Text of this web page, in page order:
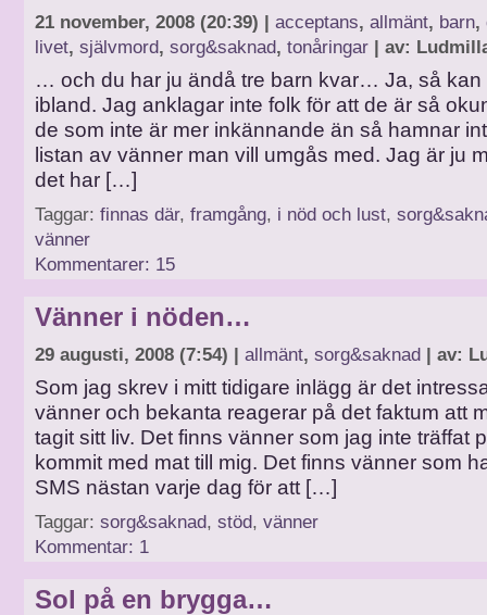
21 november, 2008 (20:39) | acceptans, allmänt, barn,
livet, självmord, sorg&saknad, tonåringar | av:
… och du har ju ändå tre barn kvar… Ja, så kan
ibland. Jag anklagar inte folk för att de är så
de som inte är mer inkännande än så hamnar
listan av vänner man vill umgås med. Jag är ju
det har […]
Taggar: finnas där, framgång, i nöd och lust,
vänner
Kommentarer: 15
Vänner i nöden…
29 augusti, 2008 (7:54) | allmänt, sorg&saknad | av:
Som jag skrev i mitt tidigare inlägg är det
vänner och bekanta reagerar på det faktum att
tagit sitt liv. Det finns vänner som jag inte träffat
kommit med mat till mig. Det finns vänner som
SMS nästan varje dag för att […]
Taggar: sorg&saknad, stöd, vänner
Kommentar: 1
Sol på en brygga…